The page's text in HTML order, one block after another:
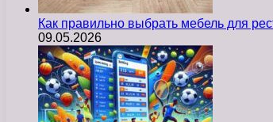
Как правильно выбрать мебель для
09.05.2026